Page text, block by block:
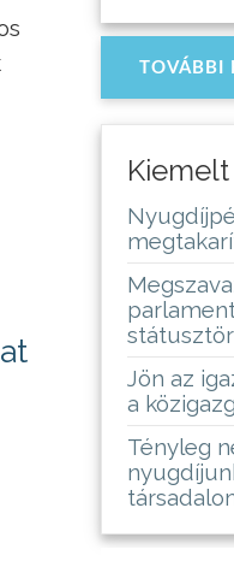
TOVÁBBI
Jön az
a
Tényleg